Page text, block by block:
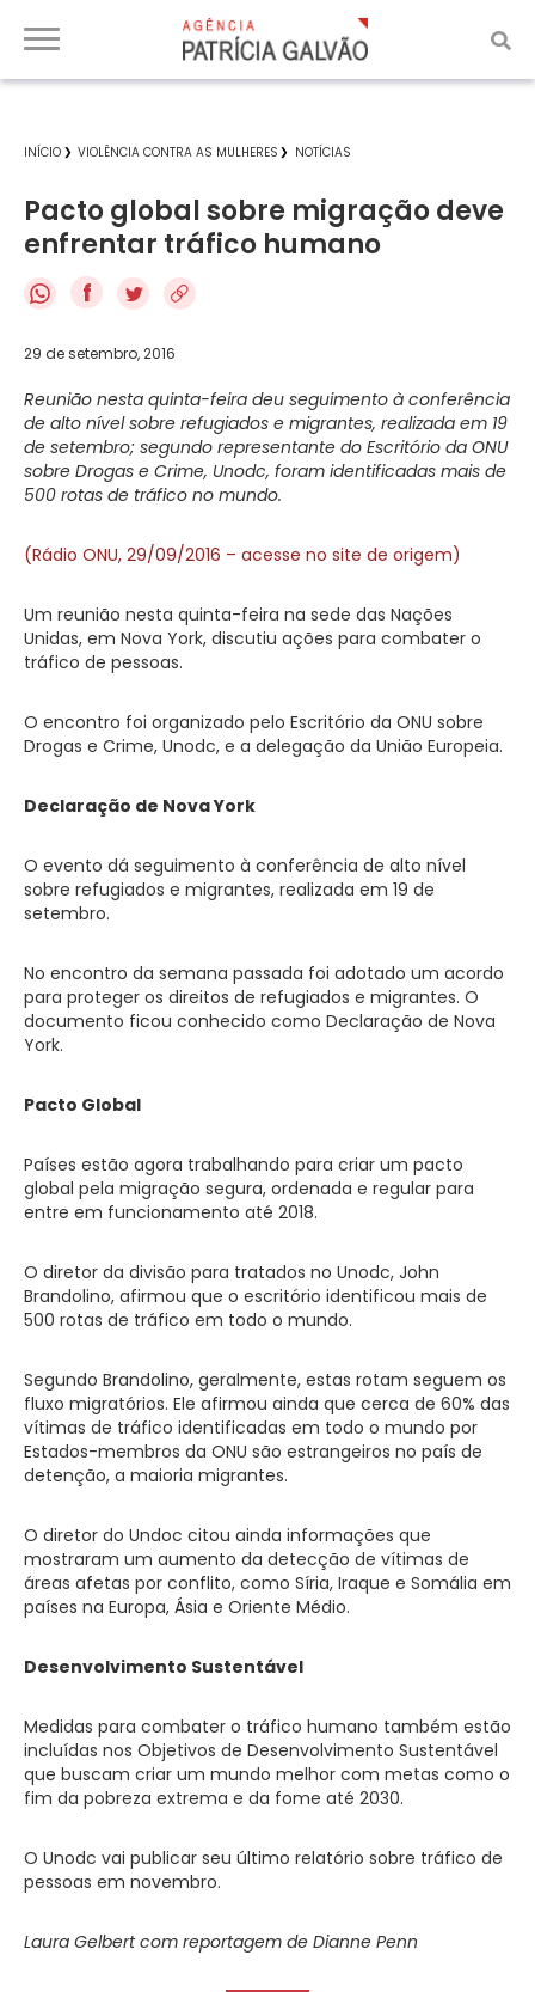
INÍCIO VIOLÊNCIA CONTRA AS MULHERES NOTÍCIAS
Pacto global sobre migração deve
enfrentar tráfico humano
f
29 de setembro, 2016
Reunião nesta quinta-feira deu seguimento à conferência
de alto nível sobre refugiados e migrantes, realizada em 19
de setembro; segundo representante do Escritório da ONU
sobre Drogas e Crime, Unodc, foram identificadas mais de
500 rotas de tráfico no mundo.
(Rádio ONU, 29/09/2016 – acesse no site de origem)
Um reunião nesta quinta-feira na sede das Nações
Unidas, em Nova York, discutiu ações para combater o
tráfico de pessoas.
O encontro foi organizado pelo Escritório da ONU sobre
Drogas e Crime, Unodc, e a delegação da União Europeia.
Declaração de Nova York
O evento dá seguimento à conferência de alto nível
sobre refugiados e migrantes, realizada em 19 de
setembro.
No encontro da semana passada foi adotado um acordo
para proteger os direitos de refugiados e migrantes. O
documento ficou conhecido como Declaração de Nova
York.
Pacto Global
Países estão agora trabalhando para criar um pacto
global pela migração segura, ordenada e regular para
entre em funcionamento até 2018.
O diretor da divisão para tratados no Unodc, John
Brandolino, afirmou que o escritório identificou mais de
500 rotas de tráfico em todo o mundo.
Segundo Brandolino, geralmente, estas rotam seguem os
fluxo migratórios. Ele afirmou ainda que cerca de 60% das
vítimas de tráfico identificadas em todo o mundo por
Estados-membros da ONU são estrangeiros no país de
detenção, a maioria migrantes.
O diretor do Undoc citou ainda informações que
mostraram um aumento da detecção de vítimas de
áreas afetas por conflito, como Síria, Iraque e Somália em
países na Europa, Ásia e Oriente Médio.
Desenvolvimento Sustentável
Medidas para combater o tráfico humano também estão
incluídas nos Objetivos de Desenvolvimento Sustentável
que buscam criar um mundo melhor com metas como o
fim da pobreza extrema e da fome até 2030.
O Unodc vai publicar seu último relatório sobre tráfico de
pessoas em novembro.
Laura Gelbert com reportagem de Dianne Penn